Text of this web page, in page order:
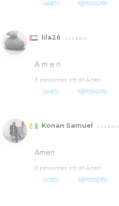
AMEN RÉPONDRE
lila26 Il y a 6 ans
A m e n
3 personnes ont dit Amen
AMEN RÉPONDRE
Konan Samuel Il y a 6 ans
Amen
3 personnes ont dit Amen
AMEN RÉPONDRE